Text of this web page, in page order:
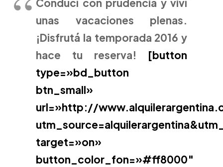
Conducí con prudencia y viví
unas vacaciones plenas.
¡Disfrutá la temporada 2016 y
hace tu reserva! [button
type=»bd_button
btn_small»
url=»http://
target=»on»
button_color_fon=»#ff8000″